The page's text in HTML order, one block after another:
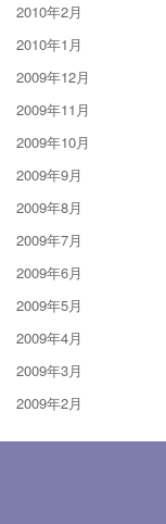
2010年2月
2010年1月
2009年12月
2009年11月
2009年10月
2009年9月
2009年8月
2009年7月
2009年6月
2009年5月
2009年4月
2009年3月
2009年2月